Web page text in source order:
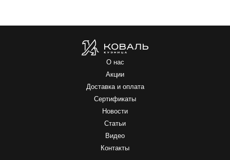
О нас
Акции
Доставка и оплата
Сертификаты
Новости
Статьи
Видео
Контакты